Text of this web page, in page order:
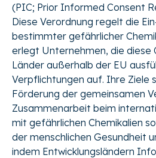
(PIC; Prior Informed Consent
Diese Verordnung regelt die
bestimmter gefährlicher
erlegt Unternehmen, die diese
Länder außerhalb der EU
Verpflichtungen auf. Ihre Ziele
Förderung der gemeinsamen
Zusammenarbeit beim
mit gefährlichen Chemikalien
der menschlichen Gesundheit
indem Entwicklungsländern